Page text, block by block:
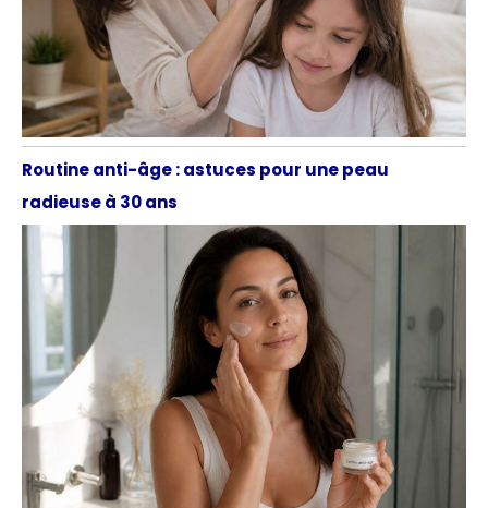
Routine anti-âge : astuces pour une peau
radieuse à 30 ans